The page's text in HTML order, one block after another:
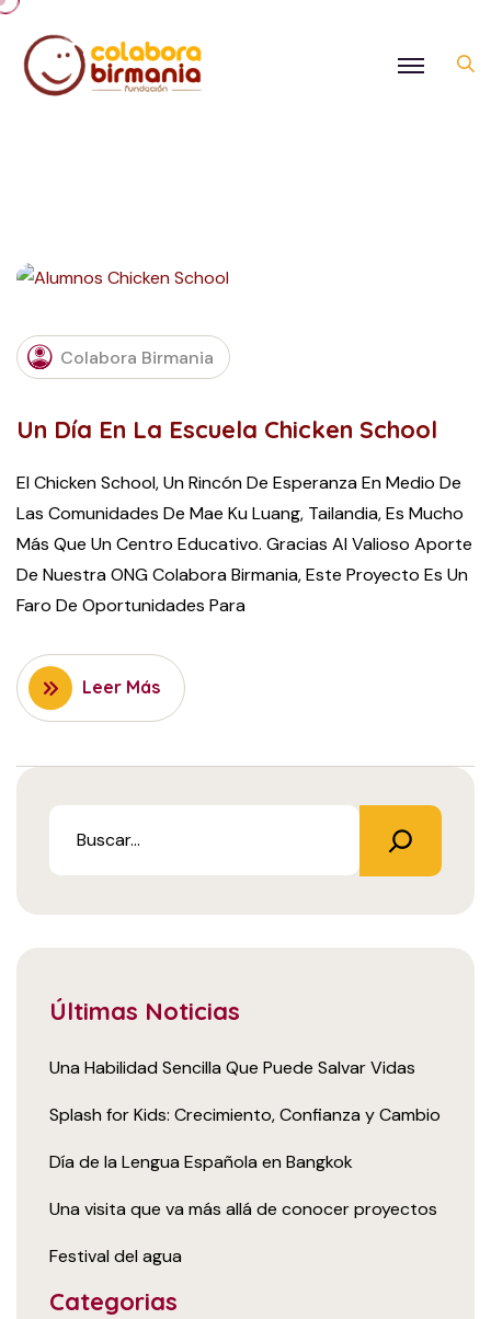
Colabora Birmania
Un Día En La Escuela Chicken School
El Chicken School, Un Rincón De Esperanza En Medio De
Las Comunidades De Mae Ku Luang, Tailandia, Es Mucho
Más Que Un Centro Educativo. Gracias Al Valioso Aporte
De Nuestra ONG Colabora Birmania, Este Proyecto Es Un
Faro De Oportunidades Para
Leer Más
Últimas Noticias
Una Habilidad Sencilla Que Puede Salvar Vidas
Splash for Kids: Crecimiento, Confianza y Cambio
Día de la Lengua Española en Bangkok
Una visita que va más allá de conocer proyectos
Festival del agua
Categorias